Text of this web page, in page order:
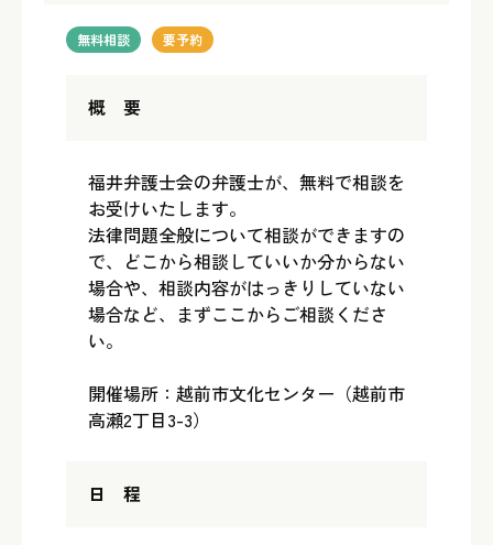
無料相談 要予約
概 要
福井弁護士会の弁護士が、無料で相談を
お受けいたします。
法律問題全般について相談ができますの
で、どこから相談していいか分からない
場合や、相談内容がはっきりしていない
場合など、まずここからご相談くださ
い。
開催場所：越前市文化センター（越前市
高瀬2丁目3-3）
日 程